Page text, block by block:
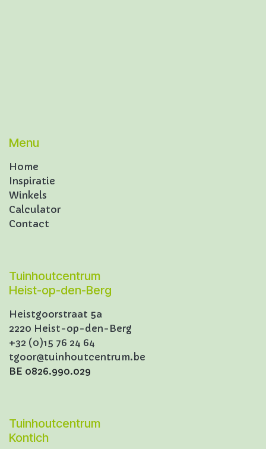
Menu
Home
Inspiratie
Winkels
Calculator
Contact
Tuinhoutcentrum
Heist-op-den-Berg
Heistgoorstraat 5a
2220 Heist-op-den-Berg
+32 (0)15 76 24 64
tgoor@tuinhoutcentrum.be
BE 0826.990.029
Tuinhoutcentrum
Kontich